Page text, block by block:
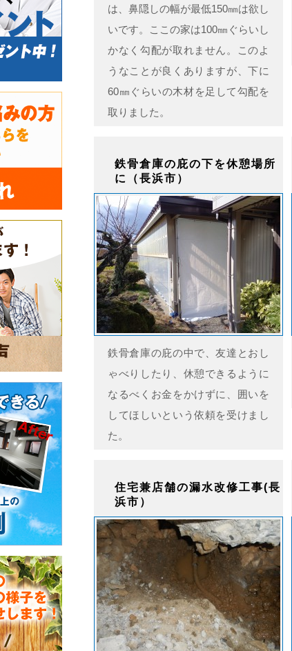
は、鼻隠しの幅が最低150㎜は欲し
いです。ここの家は100㎜ぐらいし
かなく勾配が取れません。このよ
うなことが良くありますが、下に
60㎜ぐらいの木材を足して勾配を
取りました。
鉄骨倉庫の庇の下を休憩場所
に（長浜市）
鉄骨倉庫の庇の中で、友達とおし
ゃべりしたり、休憩できるように
なるべくお金をかけずに、囲いを
してほしいという依頼を受けまし
た。
住宅兼店舗の漏水改修工事(長
浜市）